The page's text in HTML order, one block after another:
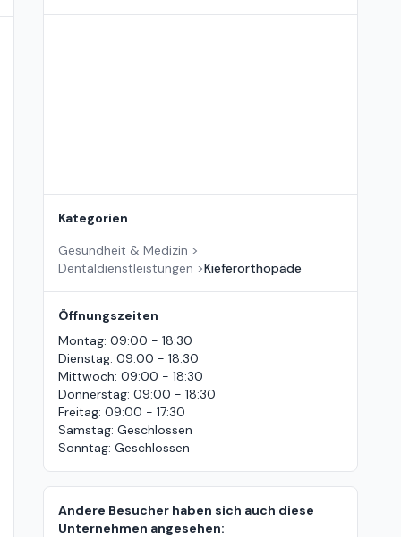
Kategorien
Gesundheit & Medizin >
Dentaldienstleistungen >Kieferorthopäde
Öffnungszeiten
Montag: 09:00 - 18:30
Dienstag: 09:00 - 18:30
Mittwoch: 09:00 - 18:30
Donnerstag: 09:00 - 18:30
Freitag: 09:00 - 17:30
Samstag: Geschlossen
Sonntag: Geschlossen
Andere Besucher haben sich auch diese
Unternehmen angesehen: